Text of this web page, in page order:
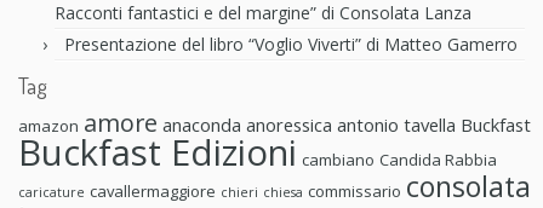
Racconti fantastici e del margine” di Consolata Lanza
Presentazione del libro “Voglio Viverti” di Matteo Gamerro
Tag
amazon amore anaconda anoressica antonio tavella Buckfast
Buckfast Edizioni cambiano Candida Rabbia
caricature cavallermaggiore chieri chiesa commissario consolata